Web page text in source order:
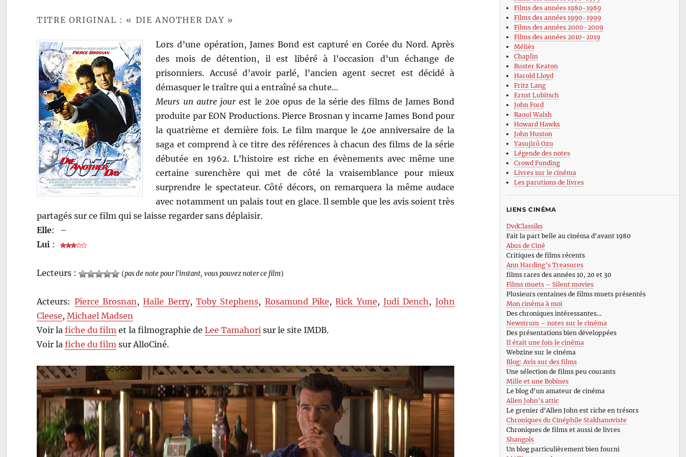
TITRE ORIGINAL : « DIE ANOTHER DAY »
Lors d’une opération, James Bond est capturé en Corée du Nord. Après
des mois de détention, il est libéré à l’occasion d’un échange de
prisonniers. Accusé d’avoir parlé, l’ancien agent secret est décidé à
démasquer le traître qui a entraîné sa chute…
Meurs un autre jour est le 20e opus de la série des films de James Bond
produite par EON Productions. Pierce Brosnan y incarne James Bond pour
la quatrième et dernière fois. Le film marque le 40e anniversaire de la
saga et comprend à ce titre des références à chacun des films de la série
débutée en 1962. L’histoire est riche en évènements avec même une
certaine surenchère qui met de côté la vraisemblance pour mieux
surprendre le spectateur. Côté décors, on remarquera la même audace
avec notamment un palais tout en glace. Il semble que les avis soient très
partagés sur ce film qui se laisse regarder sans déplaisir.
Elle:
–
Lui :
Lecteurs : (pas de note pour l'instant, vous pouvez noter ce film)
Acteurs: Pierce Brosnan,Halle Berry, Toby Stephens, Rosamund Pike,Rick Yune, Judi Dench, John
Cleese,Michael Madsen
Voir lafiche du film et la filmographie deLee Tamahori sur le site IMDB.
Voir lafiche du film sur AlloCiné.
Films des années 1980-1989
Films des années 1990-1999
Films des années 2000-2009
Films des années 2010-2019
Méliès
Chaplin
Buster Keaton
Harold Lloyd
Fritz Lang
Ernst Lubitsch
John Ford
Raoul Walsh
Howard Hawks
John Huston
Yasujirô Ozu
Légende des notes
Crowd Funding
Livres sur le cinéma
Les parutions de livres
LIENS CINÉMA
DvdClassiks
Fait la part belle au cinéma d’avant 1980
Abus de Ciné
Critiques de films récents
Ann Harding’s Treasures
films rares des années 10, 20 et 30
Films muets – Silent movies
Plusieurs centaines de films muets présentés
Mon cinéma à moi
Des chroniques intéressantes…
Newstrum – notes sur le cinéma
Des présentations bien développées
Il était une fois le cinéma
Webzine sur le cinéma
Blog: Avis sur des films
Une sélection de films peu courants
Mille et une Bobines
Le blog d’un amateur de cinéma
Allen John’s attic
Le grenier d’Allen John est riche en trésors
Chroniques du Cinéphile Stakhanoviste
Chroniques de films et aussi de livres
Shangols
Un blog particulièrement bien fourni